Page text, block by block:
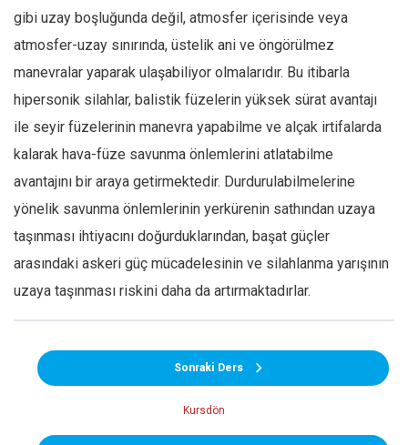
gibi uzay boşluğunda değil, atmosfer içerisinde veya
atmosfer-uzay sınırında, üstelik ani ve öngörülmez
manevralar yaparak ulaşabiliyor olmalarıdır. Bu itibarla
hipersonik silahlar, balistik füzelerin yüksek sürat avantajı
ile seyir füzelerinin manevra yapabilme ve alçak irtifalarda
kalarak hava-füze savunma önlemlerini atlatabilme
avantajını bir araya getirmektedir. Durdurulabilmelerine
yönelik savunma önlemlerinin yerkürenin sathından uzaya
taşınması ihtiyacını doğurduklarından, başat güçler
arasındaki askeri güç mücadelesinin ve silahlanma yarışının
uzaya taşınması riskini daha da artırmaktadırlar.
Kursdön
Sonraki Ders